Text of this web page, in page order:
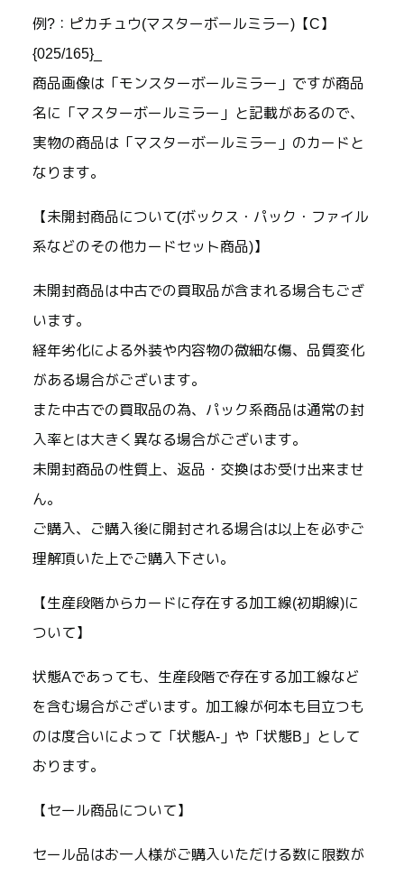
例?：ピカチュウ(マスターボールミラー)【C】
{025/165}_
商品画像は「モンスターボールミラー」ですが商品
名に「マスターボールミラー」と記載があるので、
実物の商品は「マスターボールミラー」のカードと
なります。
【未開封商品について(ボックス・パック・ファイル
系などのその他カードセット商品)】
未開封商品は中古での買取品が含まれる場合もござ
います。
経年劣化による外装や内容物の微細な傷、品質変化
がある場合がございます。
また中古での買取品の為、パック系商品は通常の封
入率とは大きく異なる場合がございます。
未開封商品の性質上、返品・交換はお受け出来ませ
ん。
ご購入、ご購入後に開封される場合は以上を必ずご
理解頂いた上でご購入下さい。
【生産段階からカードに存在する加工線(初期線)に
ついて】
状態Aであっても、生産段階で存在する加工線など
を含む場合がございます。加工線が何本も目立つも
のは度合いによって「状態A-」や「状態B」として
おります。
【セール商品について】
セール品はお一人様がご購入いただける数に限数が